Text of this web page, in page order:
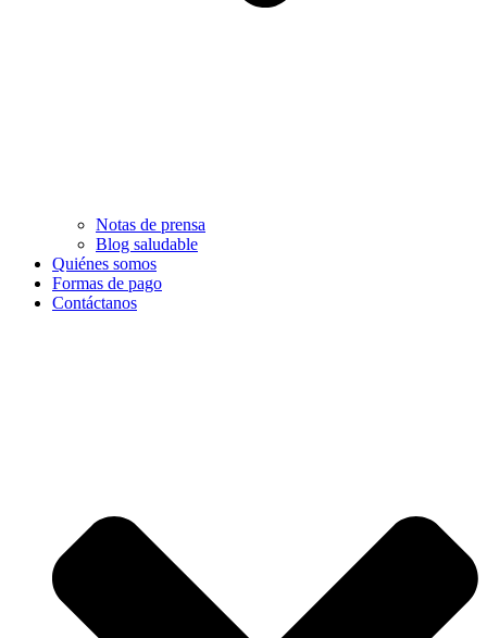
Notas de prensa
Blog saludable
Quiénes somos
Formas de pago
Contáctanos